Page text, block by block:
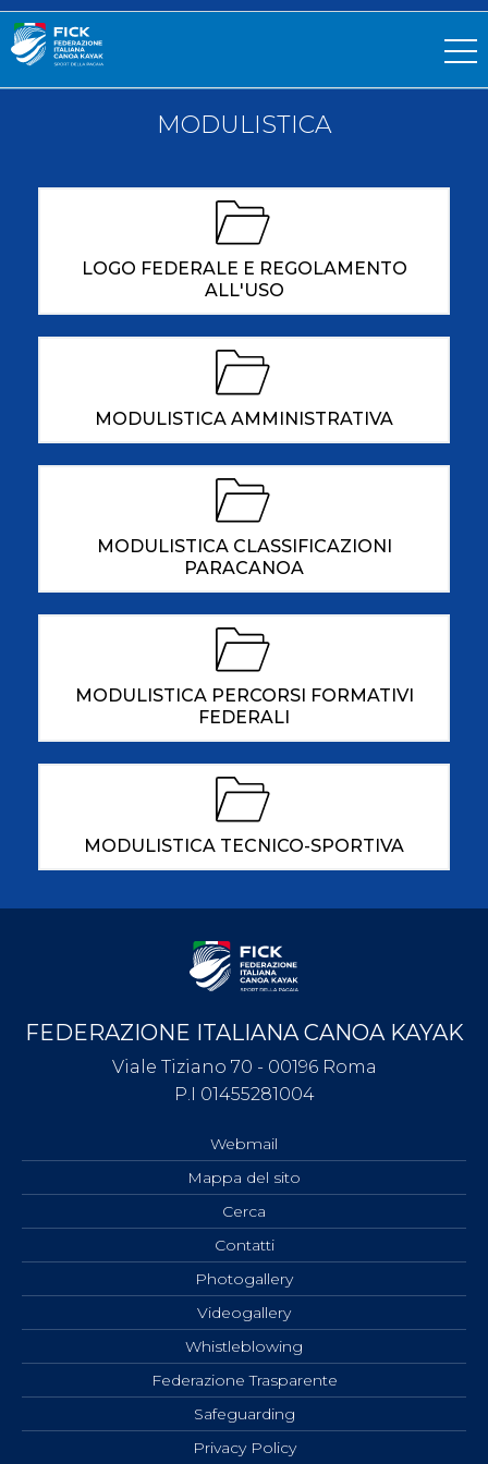
MODULISTICA
LOGO FEDERALE E REGOLAMENTO
ALL'USO
MODULISTICA AMMINISTRATIVA
MODULISTICA CLASSIFICAZIONI
PARACANOA
MODULISTICA PERCORSI FORMATIVI
FEDERALI
MODULISTICA TECNICO-SPORTIVA
FEDERAZIONE ITALIANA CANOA KAYAK
Viale Tiziano 70 - 00196 Roma
P.I 01455281004
Webmail
Mappa del sito
Cerca
Contatti
Photogallery
Videogallery
Whistleblowing
Federazione Trasparente
Safeguarding
Privacy Policy